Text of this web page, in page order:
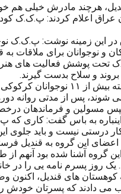
هرچند مادرش خیلی هم
عراق اعلام کردند: پ.ک.ک
این زمینه نوشت: پ.ک.ک
و نوجوانان برای ملاقات به
تحت پوشش فعالیت های هنری
و سلاح بدست گیرند.
نام هاوری روانه قندیل شده است.
مسولین و فرماندهان
به باس گفت: کاری که
درستی نیست و باید جلوی
این گروه به قندیل
این گروه آشنا شده بود
یک روز پسرم نامه یی را در
های قندیل،
می دادند که پسرتان خودش